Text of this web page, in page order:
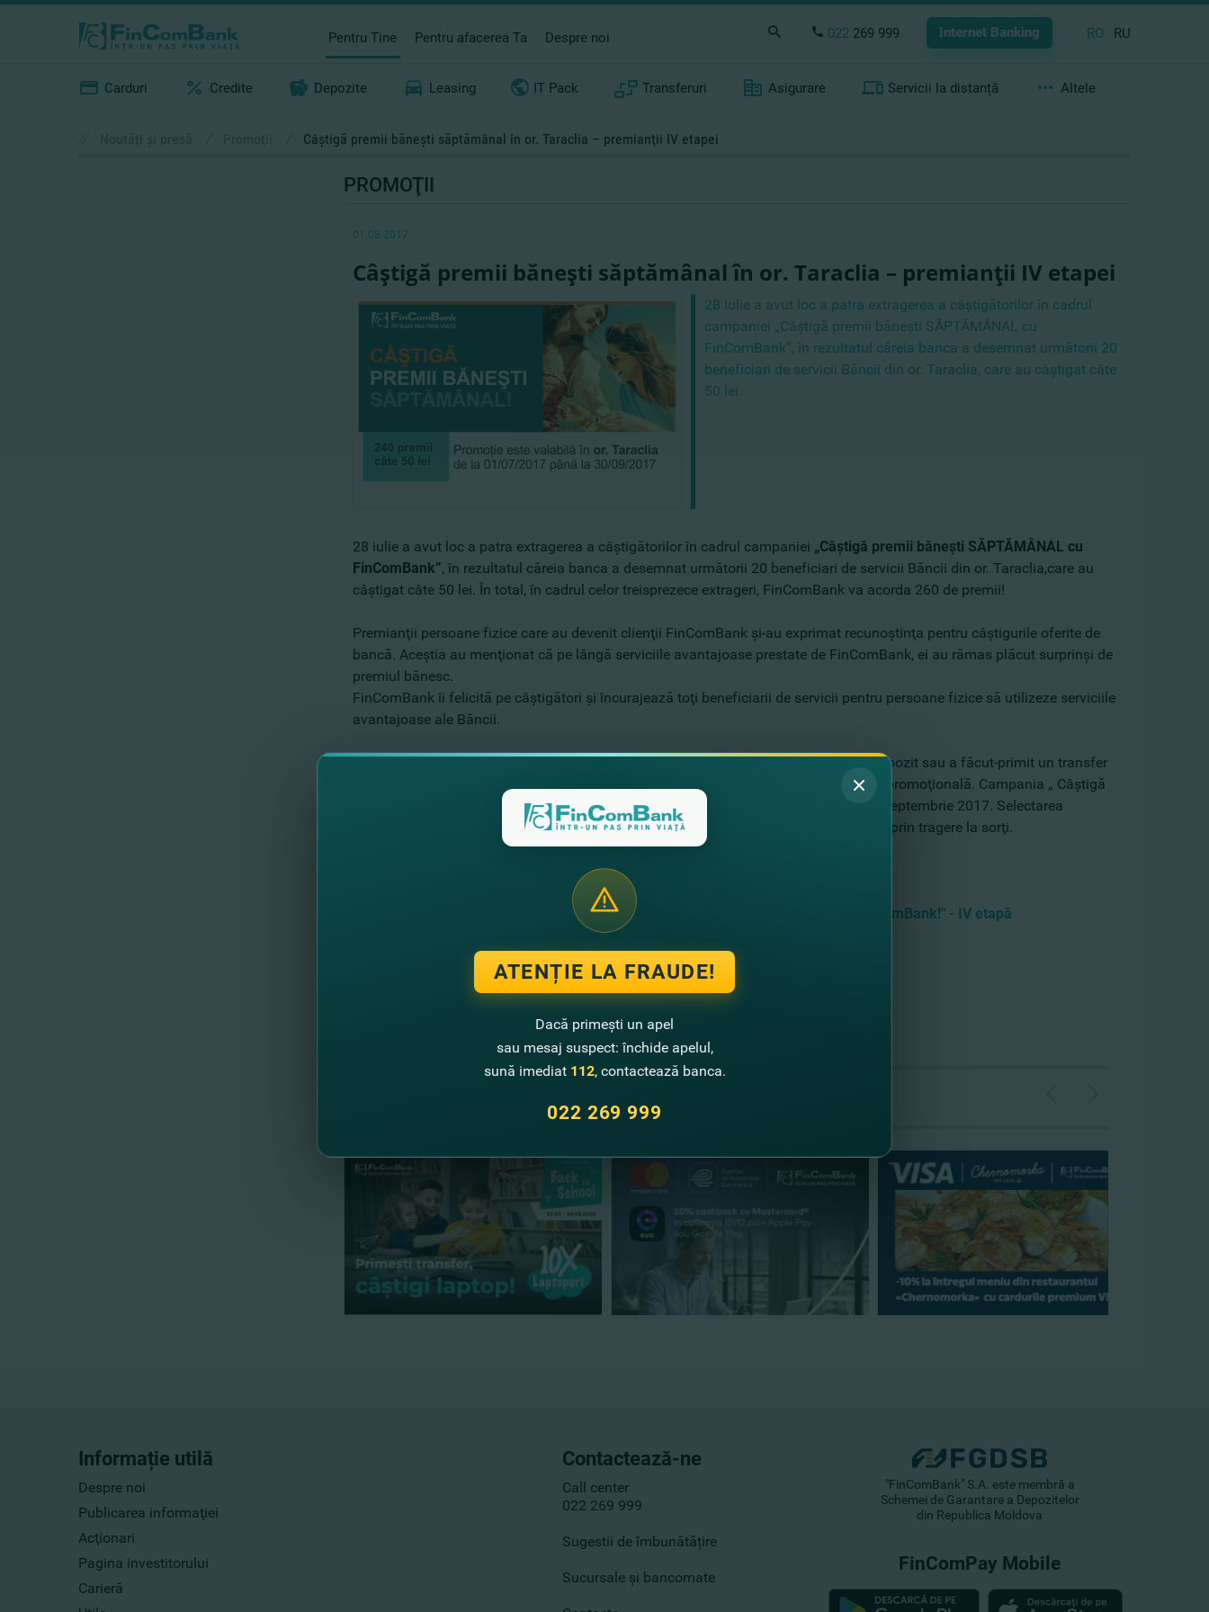
Pentru Tine Pentru afacerea Ta Despre noi 022 269 999 Internet Banking RO RU
Carduri Credite Depozite Leasing IT Pack Transferuri Asigurare Servicii la distanță Altele
Câştigă premii băneşti săptămânal în or. Taraclia – premianţii IV etapei
PROMOŢII
01.08.2017
Câştigă premii băneşti săptămânal în or. Taraclia – premianţii IV etapei
28 iulie a avut loc a patra extragerea a câştigătorilor în cadrul
campaniei „Câştigă premii băneşti SĂPTĂMÂNAL cu
FinComBank”, în rezultatul căreia banca a desemnat următorii 20
beneficiari de servicii Băncii din or. Taraclia, care au câştigat câte
50 lei.
28 iulie a avut loc a patra extragerea a câştigătorilor în cadrul campaniei „Câştigă premii băneşti SĂPTĂMÂNAL cu
FinComBank”, în rezultatul căreia banca a desemnat următorii 20 beneficiari de servicii Băncii din or. Taraclia,care au
câştigat câte 50 lei. În total, în cadrul celor treisprezece extrageri, FinComBank va acorda 260 de premii!
Premianţii persoane fizice care au devenit clienţii FinComBank şi-au exprimat recunoştinţa pentru câştigurile oferite de
bancă. Aceştia au menţionat că pe lângă serviciile avantajoase prestate de FinComBank, ei au rămas plăcut surprinşi de
premiul bănesc.
FinComBank îi felicită pe câştigători şi încurajează toţi beneficiarii de servicii pentru persoane fizice să utilizeze serviciile
avantajoase ale Băncii.
Amintim că cei care a devenit client FinComBank, care au luat un credit, a deschis depozit sau a făcut-primit un transfer
bânesc în oficiile FinComBank din or. Taraclia, au fost înscrişi automat la campania promoţională. Campania „ Câştigă
premii băneşti SĂPTĂMÂNAL cu FinComBank!” este valabilă din 01 iulie până la 30 septembrie 2017. Selectarea
câştigătorilor se face săptămânal, fiecare vinerea în 16:00 pe str. Ştefan cel Mare 57, prin tragere la sorţi.
Următoarea extragerea va avea loc 04 august 2017.
Vedeţi lista câştigătorilor promoţiei "Câştigă premii băneşti SĂPTĂMÂNAL cu FinComBank!" - IV etapă
Află despre condiţiile promoţiei şi regulamentul oficial.
Informație utilă
Despre noi
Publicarea informaţiei
Acţionari
Pagina investitorului
Carieră
Contactează-ne
Call center
022 269 999
Sugestii de îmbunătățire
Sucursale și bancomate
"FinComBank" S.A. este membră a
Schemei de Garantare a Depozitelor
din Republica Moldova
FinComPay Mobile
ATENȚIE LA FRAUDE!
Dacă primești un apel
sau mesaj suspect: închide apelul,
sună imediat 112, contactează banca.
022 269 999